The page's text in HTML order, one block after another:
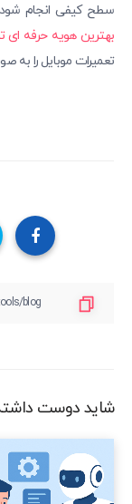
سطح کیفی انجام شود.
بهترین هویه حرفه ای
تعمیرات موبایل را
شاید دوست